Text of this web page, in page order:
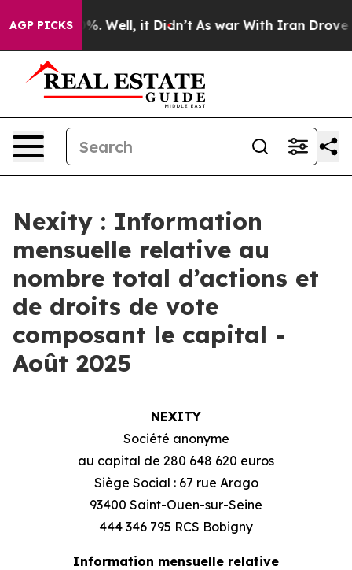
AGP PICKS40%. Well, it Didn’t As war With Iran Drove
Nexity : Information
mensuelle relative au
nombre total d’actions et
de droits de vote
composant le capital -
Août 2025
NEXITY
Société anonyme
au capital de 280 648 620 euros
Siège Social : 67 rue Arago
93400 Saint-Ouen-sur-Seine
444 346 795 RCS Bobigny
Information mensuelle relative